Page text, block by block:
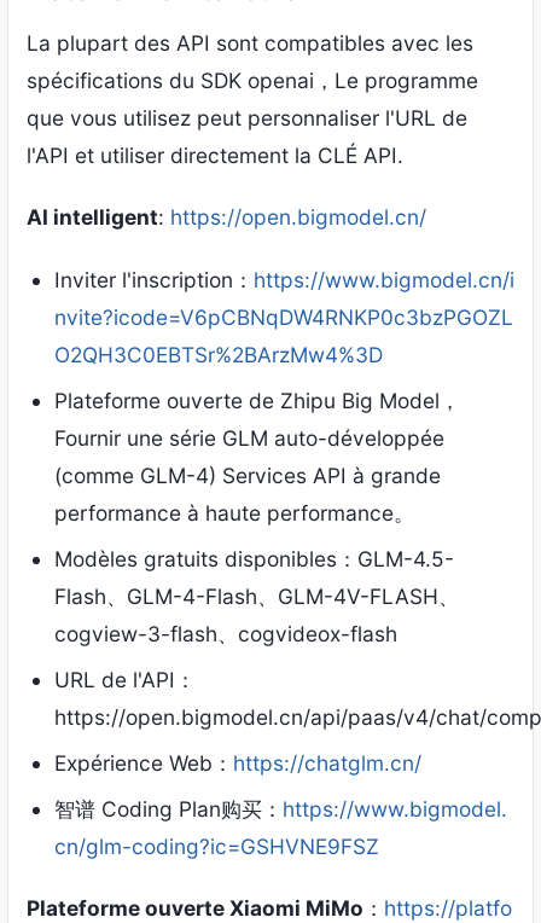
La plupart des API sont compatibles avec les
spécifications du SDK openai，Le programme
que vous utilisez peut personnaliser l'URL de
l'API et utiliser directement la CLÉ API.
AI intelligent: https://open.bigmodel.cn/
Inviter l'inscription： https://www.bigmodel.cn/i
nvite?icode=V6pCBNqDW4RNKP0c3bzPGOZL
O2QH3C0EBTSr%2BArzMw4%3D
Plateforme ouverte de Zhipu Big Model，
Fournir une série GLM auto-développée
(comme GLM-4) Services API à grande
performance à haute performance。
Modèles gratuits disponibles：GLM-4.5-
Flash、GLM-4-Flash、GLM-4V-FLASH、
cogview-3-flash、cogvideox-flash
URL de l'API：
https://open.bigmodel.cn/api/paas/v4/chat/
Expérience Web： https://chatglm.cn/
智谱 Coding Plan购买 ： https://www.bigmodel.
cn/glm-coding?ic=GSHVNE9FSZ
Plateforme ouverte Xiaomi MiMo ： https://platfo